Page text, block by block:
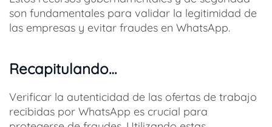
son fundamentales para validar la legitimidad de
las empresas y evitar fraudes en WhatsApp.
Recapitulando…
Verificar la autenticidad de las ofertas de trabajo
recibidas por WhatsApp es crucial para